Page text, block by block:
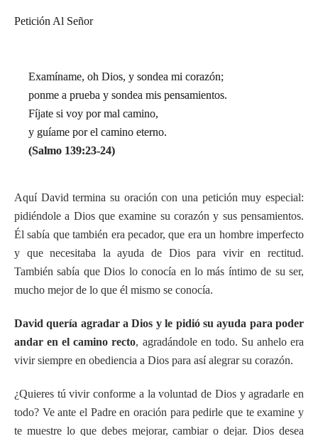
Petición Al Señor
Examíname, oh Dios, y sondea mi corazón;
ponme a prueba y sondea mis pensamientos.
Fíjate si voy por mal camino,
y guíame por el camino eterno.
(Salmo 139:23-24)
Aquí David termina su oración con una petición muy especial:
pidiéndole a Dios que examine su corazón y sus pensamientos.
Él sabía que también era pecador, que era un hombre imperfecto
y que necesitaba la ayuda de Dios para vivir en rectitud.
También sabía que Dios lo conocía en lo más íntimo de su ser,
mucho mejor de lo que él mismo se conocía.
David quería agradar a Dios y le pidió su ayuda para poder
andar en el camino recto, agradándole en todo. Su anhelo era
vivir siempre en obediencia a Dios para así alegrar su corazón.
¿Quieres tú vivir conforme a la voluntad de Dios y agradarle en
todo? Ve ante el Padre en oración para pedirle que te examine y
te muestre lo que debes mejorar, cambiar o dejar. Dios desea